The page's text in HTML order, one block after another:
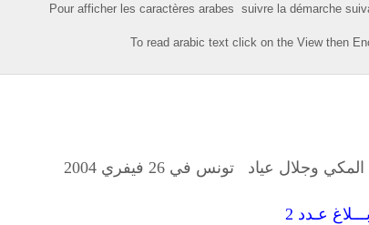
Pour afficher les caractères arabes suivre la démarche
To read arabic text click on the Viewthen
المكي وجلال عياد تونس في 26 فيفري ‏2004‏‏
بـــلاغ عـدد 2